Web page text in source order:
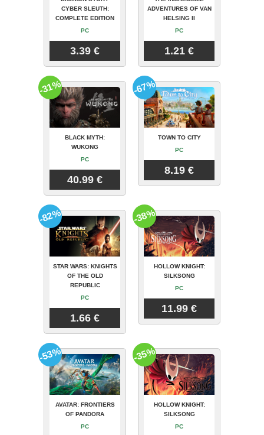
CYBER SLEUTH:
COMPLETE EDITION
PC
3.39 €
ADVENTURES OF VAN
HELSING II
PC
1.21 €
BLACK MYTH:
WUKONG
PC
40.99 €
-31%
TOWN TO CITY
PC
8.19 €
-67%
STAR WARS: KNIGHTS
OF THE OLD
REPUBLIC
PC
1.66 €
-82%
HOLLOW KNIGHT:
SILKSONG
PC
11.99 €
-38%
AVATAR: FRONTIERS
OF PANDORA
PC
-53%
HOLLOW KNIGHT:
SILKSONG
PC
-35%